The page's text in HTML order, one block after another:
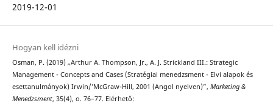
2019-12-01
Hogyan kell idézni
Osman, P. (2019) „Arthur A. Thompson, Jr., A. J. Strickland III.: Strategic
Management - Concepts and Cases (Stratégiai menedzsment - Elvi alapok és
esettanulmányok) Irwin/’McGraw-Hill, 2001 (Angol nyelven)”, Marketing &
Menedzsment, 35(4), o. 76–77. Elérhető: